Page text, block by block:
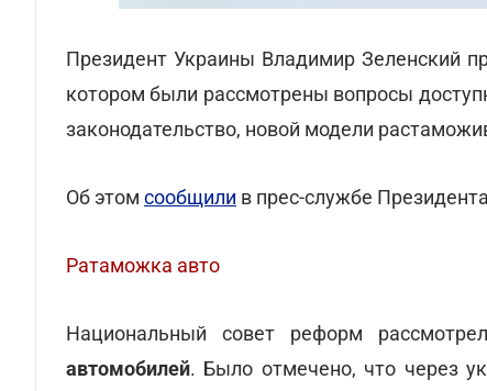
Президент Украины Владимир Зеленский
котором были рассмотрены вопросы
законодательство, новой модели
Об этом сообщили в прес-службе
Ратаможка авто
Национальный совет реформ
автомобилей. Было отмечено, что через